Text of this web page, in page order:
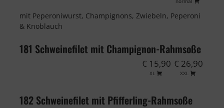
mit Peperoniwurst, Champignons, Zwiebeln, Peperoni
& Knoblauch
181 Schweinefilet mit Champignon-Rahmsoße
€ 15,90
XL
€ 26,90
XXL
182 Schweinefilet mit Pfifferling-Rahmsoße